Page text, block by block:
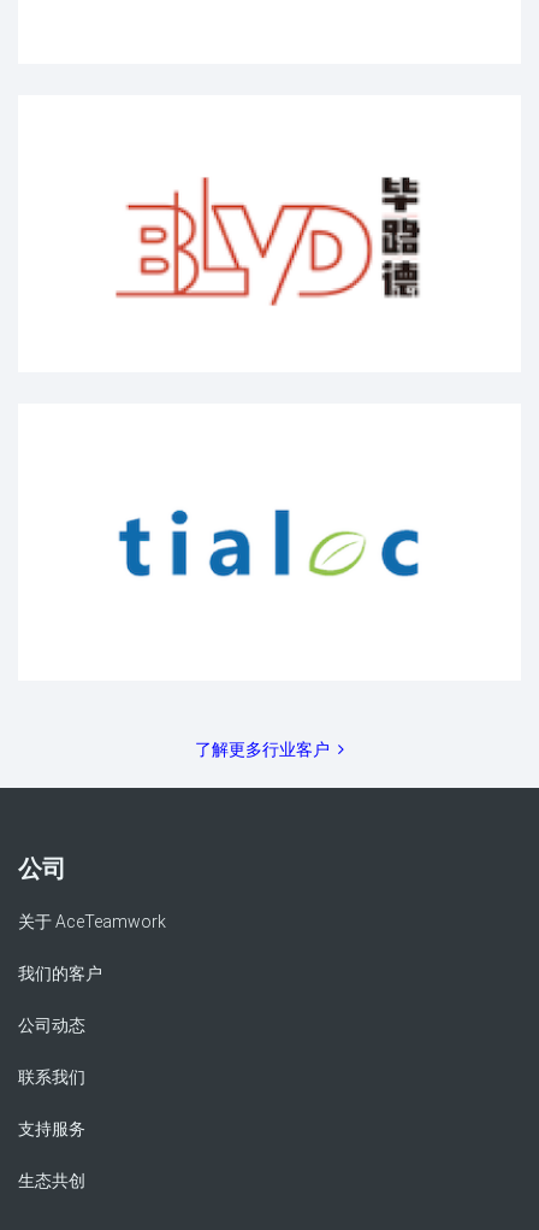
了解更多行业客户
公司
关于 AceTeamwork
我们的客户
公司动态
联系我们
支持服务
生态共创